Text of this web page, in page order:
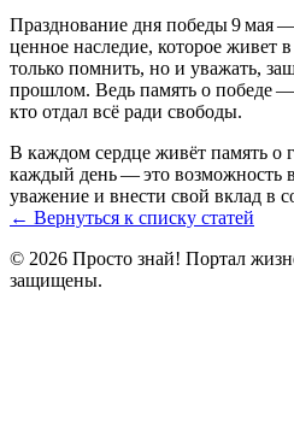
Празднование дня победы 9 мая
ценное наследие, которое живет
только помнить, но и уважать,
прошлом. Ведь память о победе
кто отдал всё ради свободы.
В каждом сердце живёт память о
каждый день — это возможность
уважение и внести свой вклад в
← Вернуться к списку статей
© 2026 Просто знай! Портал
защищены.